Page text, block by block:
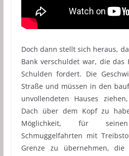
Doch dann stellt sich heraus,
Bank verschuldet war, die das
Schulden fordert. Die
Straße und müssen in den
unvollendeten Hauses
Dach über dem Kopf zu
Möglichkeit, für seinen
Schmuggelfahrten mit
Grenze zu übernehmen,